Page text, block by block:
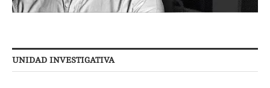
UNIDAD INVESTIGATIVA